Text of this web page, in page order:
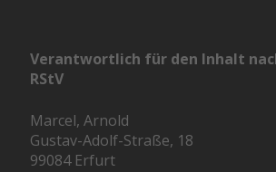
Verantwortlich für den Inhalt
RStV
Marcel, Arnold
Gustav-Adolf-Straße, 18
99084 Erfurt